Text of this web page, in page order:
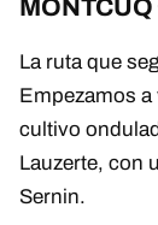
MONTCUQ
La ruta que
Empezamos
cultivo
Lauzerte, con
Sernin.